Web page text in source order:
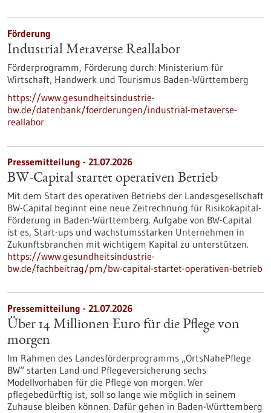
Förderung
Industrial Metaverse Reallabor
Förderprogramm, Förderung durch: Ministerium für
Wirtschaft, Handwerk und Tourismus Baden-Württemberg
https://www.gesundheitsindustrie-
bw.de/datenbank/foerderungen/industrial-metaverse-
reallabor
Pressemitteilung - 21.07.2026
BW-Capital startet operativen Betrieb
Mit dem Start des operativen Betriebs der Landesgesellschaft
BW-Capital beginnt eine neue Zeitrechnung für Risikokapital-
Förderung in Baden-Württemberg. Aufgabe von BW-Capital
ist es, Start-ups und wachstumsstarken Unternehmen in
Zukunftsbranchen mit wichtigem Kapital zu unterstützen.
https://www.gesundheitsindustrie-
bw.de/fachbeitrag/pm/bw-capital-startet-operativen-betrieb
Pressemitteilung - 21.07.2026
Über 14 Millionen Euro für die Pflege von
morgen
Im Rahmen des Landesförderprogramms „OrtsNahePflege
BW“ starten Land und Pflegeversicherung sechs
Modellvorhaben für die Pflege von morgen. Wer
pflegebedürftig ist, soll so lange wie möglich in seinem
Zuhause bleiben können. Dafür gehen in Baden-Württemberg